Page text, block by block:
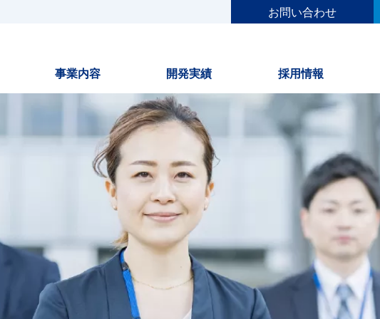
お問い合わせ
事業内容 開発実績 採用情報